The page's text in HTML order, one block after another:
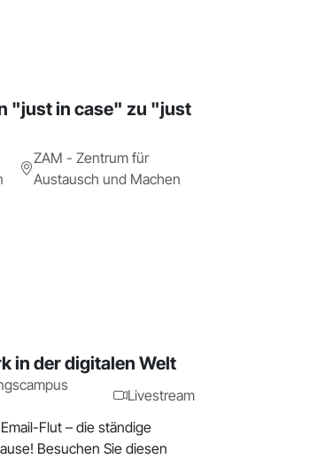
"just in case" zu "just
ZAM - Zentrum für
Austausch und Machen
in der digitalen Welt
Livestream
Flut – die ständige
Besuchen Sie diesen